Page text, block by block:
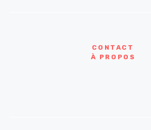
CONTACT
À PROPOS